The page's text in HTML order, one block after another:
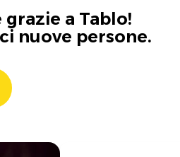
a Tablo!
nuove persone.